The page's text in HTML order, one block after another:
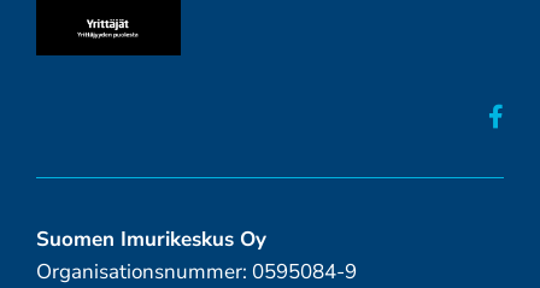
Suomen Imurikeskus Oy
Organisationsnummer: 0595084-9